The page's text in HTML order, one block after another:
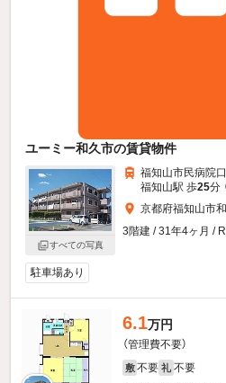
ユーミー和久市の賃貸物件
すべての写真
福知山市民病院
福知山駅 歩25分
京都府福知山市
3階建 / 31年4ヶ月 /
駐車場あり
6.1万円
（管理費不要）
敷 不要 礼 不要